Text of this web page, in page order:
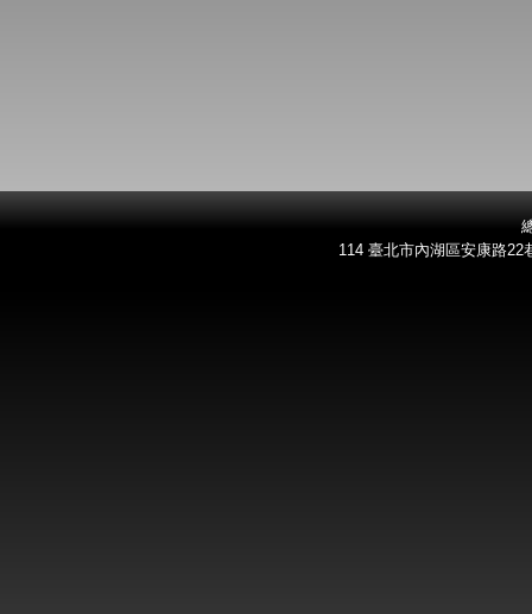
114 臺北市內湖區安康路22